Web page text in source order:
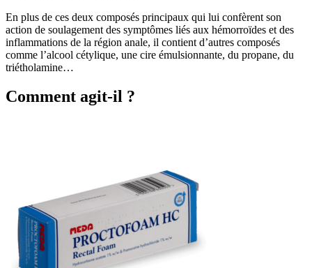
En plus de ces deux composés principaux qui lui confèrent son
action de soulagement des symptômes liés aux hémorroïdes et des
inflammations de la région anale, il contient d’autres composés
comme l’alcool cétylique, une cire émulsionnante, du propane, du
triétholamine…
Comment agit-il ?